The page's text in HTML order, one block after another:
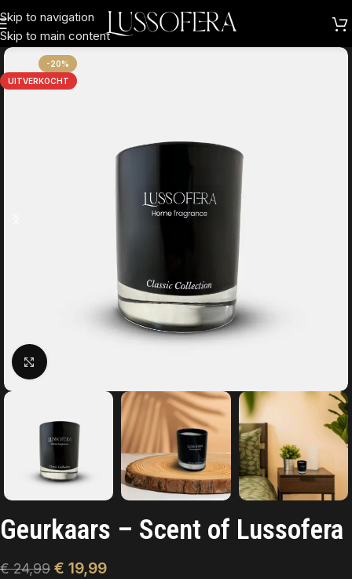
Skip to navigation
Skip to main content
-20%
UITVERKOCHT
Click to enlarge
Geurkaars – Scent of Lussofera
€24,99 € 19,99